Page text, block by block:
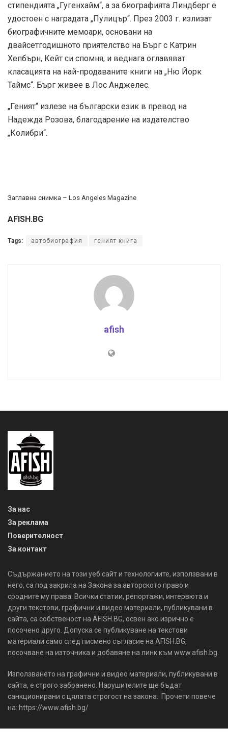
стипендията „Гугенхайм“, а за биографията Линдберг е
удостоен с наградата „Пулицър“. През 2003 г. излизат
биографичните мемоари, основани на
двайсетгодишното приятелство на Бърг с Катрин
Хепбърн, Кейт си спомня, и веднага оглавяват
класацията на най-продаваните книги на „Ню Йорк
Таймс“. Бърг живее в Лос Анджелес.
„Геният“ излезе на български език в превод на
Надежда Розова, благодарение на издателство
„Колибри“.
Заглавна снимка – Los Angeles Magazine
AFISH.BG
Tags: автобиография геният книга
afish
За нас
За реклама
Поверителност
За контакт
Съдържанието на този уеб сайт и технологиите, използвани в
него, са под закрила на Закона за авторското право и
сродните му права. Всички статии, репортажи, интервюта и
други текстови, графични и видео материали, публикувани в
сайта, са собственост на AFISH.BG, освен ако изрично е
посочено друго. Допуска се публикуване на текстови
материали само след писмено съгласие на AFISH.BG,
посочване на източника и добавяне на линк към www.afish.bg.
Използването на графични и видео материали, публикувани в
сайта, е строго забранено. Нарушителите ще бъдат
санкционирани с цялата строгост на закона. Прочети повече
на: https://www.afish.bg/